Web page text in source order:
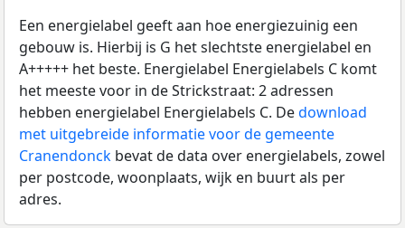
Een energielabel geeft aan hoe energiezuinig een
gebouw is. Hierbij is G het slechtste energielabel en
A+++++ het beste. Energielabel Energielabels C komt
het meeste voor in de Strickstraat: 2 adressen
hebben energielabel Energielabels C. Dedownload
met uitgebreide informatie voor de gemeente
Cranendonck bevat de data over energielabels, zowel
per postcode, woonplaats, wijk en buurt als per
adres.